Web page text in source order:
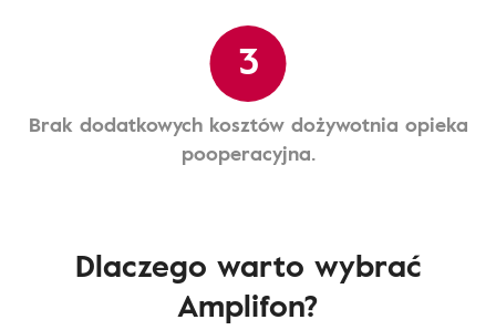
3
Brak dodatkowych kosztów dożywotnia opieka
pooperacyjna.
Dlaczego warto wybrać
Amplifon?